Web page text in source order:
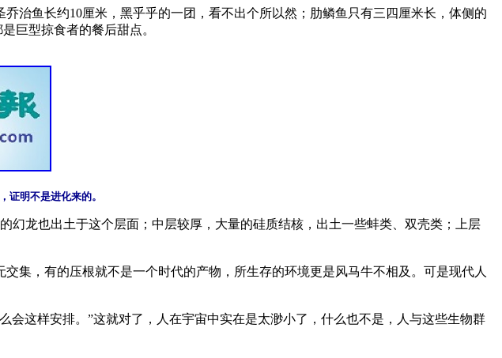
治鱼长约10厘米，黑乎乎的一团，看不出个所以然；肋鳞鱼只有三四厘米长，体侧的
证明不是进化来的。
龙也出土于这个层面；中层较厚，大量的硅质结核，出土一些蚌类、双壳类；上层
集，有的压根就不是一个时代的产物，所生存的环境更是风马牛不相及。可是现代人
这样安排。”这就对了，人在宇宙中实在是太渺小了，什么也不是，人与这些生物群